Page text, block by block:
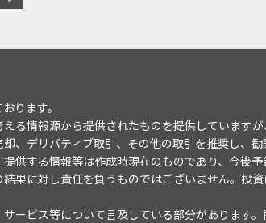
ります。
る情報源から提供されたものを提供しています
、デリバティブ取引、その他の取引を推奨し、
供する情報等は作成時現在のものであり、今後
果に対し責任を負うものではございません。投
ービス等について言及している部分があります